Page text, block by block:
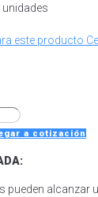
unidades
este producto
a cotización
pueden alcanzar